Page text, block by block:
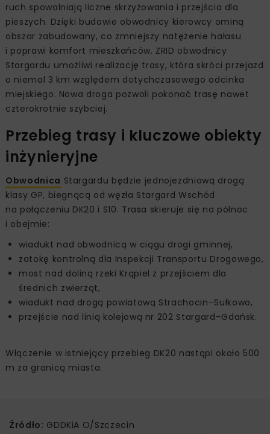
ruch spowalniają liczne skrzyżowania i przejścia dla
pieszych. Dzięki budowie obwodnicy kierowcy ominą
obszar zabudowany, co zmniejszy natężenie hałasu
i poprawi komfort mieszkańców. ZRID obwodnicy
Stargardu umożliwi realizację trasy, która skróci przejazd
o niemal 3 km względem dotychczasowego odcinka
miejskiego. Nowa droga pozwoli pokonać trasę nawet
czterokrotnie szybciej.
Przebieg trasy i kluczowe obiekty
inżynieryjne
Obwodnica Stargardu będzie jednojezdniową drogą
klasy GP, biegnącą od węzła Stargard Wschód
na połączeniu DK20 i S10. Trasa skieruje się na północ
i obejmie:
wiadukt nad obwodnicą w ciągu drogi gminnej,
zatokę kontrolną dla Inspekcji Transportu Drogowego,
most nad doliną rzeki Krąpiel z przejściem dla
średnich zwierząt,
wiadukt nad drogą powiatową Strachocin–Sułkowo,
przejście nad linią kolejową nr 202 Stargard–Gdańsk.
Włączenie w istniejący przebieg DK20 nastąpi około 500
m za granicą miasta.
Źródło: GDDKiA O/Szczecin